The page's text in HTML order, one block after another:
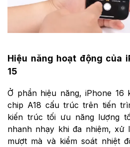
Hiệu năng hoạt động của
15
Ở phần hiệu năng, iPhone
chip A18 cấu trúc trên tiến
kiến trúc tối ưu năng lượng
nhanh nhạy khi đa nhiệm, xử
mượt mà và kiểm soát nhiệt